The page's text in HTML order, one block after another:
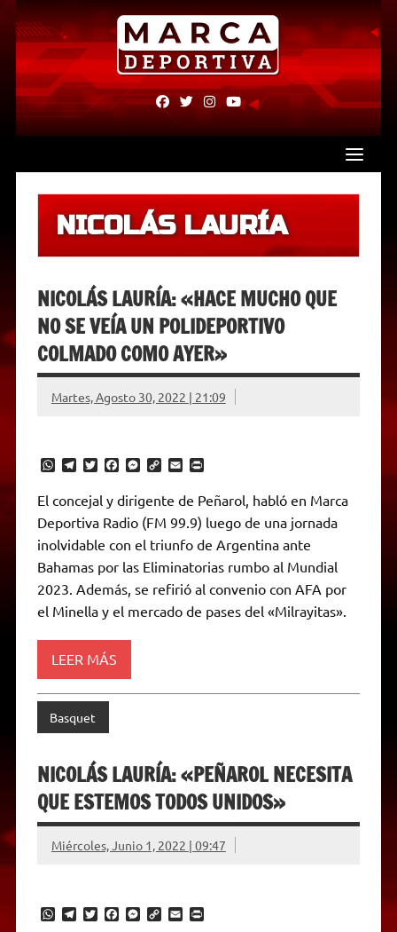
Skip
content
fab
fa-
fab
fa-
fab fab
NICOLÁS LAURÍA
NICOLÁS LAURÍA: «HACE MUCHO QUE
NO SE VEÍA UN POLIDEPORTIVO
COLMADO COMO AYER»
Martes, Agosto 30, 2022 | 21:09
W
t
s
A
p
p
T
e
g
r
a
m
T
i
t
t
r
F
c
e
b
o
k
M
s
e
n
g
e
C
p
y
L
i
n
k
E
a
i
l
P
i
n
t
F
r
i
n
d
l
El concejal y dirigente de Peñarol, habló en Marca
Deportiva Radio (FM 99.9) luego de una jornada
inolvidable con el triunfo de Argentina ante
Bahamas por las Eliminatorias rumbo al Mundial
2023. Además, se refirió al convenio con AFA por
el Minella y el mercado de pases del «Milrayitas».
LEER MÁS
Basquet
NICOLÁS LAURÍA: «PEÑAROL NECESITA
QUE ESTEMOS TODOS UNIDOS»
Miércoles, Junio 1, 2022 | 09:47
W T
T
F
M C
E
P